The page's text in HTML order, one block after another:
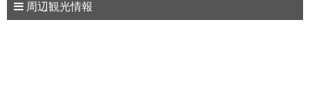
周辺観光情報